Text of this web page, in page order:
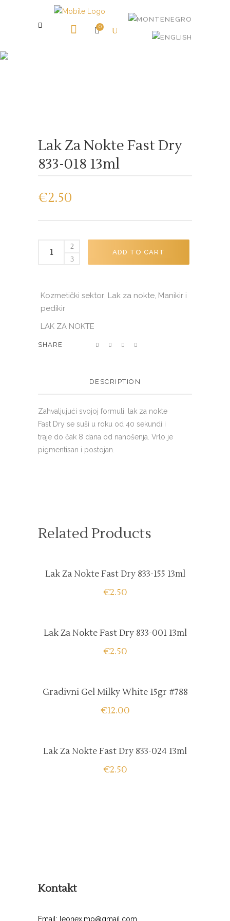
0
Lak Za Nokte Fast Dry
833-018 13ml
€2.50
Dry
833-
018
quantity
ADD TO CART
Kozmetički sektor Lak za nokte Manikir i
pedikir
LAK ZA NOKTE
SHARE
DESCRIPTION
Zahvaljujući svojoj formuli, lak za nokte
Fast Dry se suši u roku od 40 sekundi i
traje do čak 8 dana od nanošenja. Vrlo je
pigmentisan i postojan.
Related Products
Lak Za Nokte Fast Dry 833-155 13ml
€2.50
Lak Za Nokte Fast Dry 833-001 13ml
€2.50
Gradivni Gel Milky White 15gr #788
€12.00
Lak Za Nokte Fast Dry 833-024 13ml
€2.50
Kontakt
Email: leonex.mp@gmail.com